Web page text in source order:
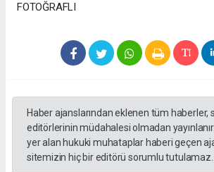
FOTOĞRAFLI
Haber ajanslarından eklenen tüm haberler,
editörlerinin müdahalesi olmadan
yer alan hukuki muhataplar haberi geçen
sitemizin hiç bir editörü sorumlu tutulamaz...